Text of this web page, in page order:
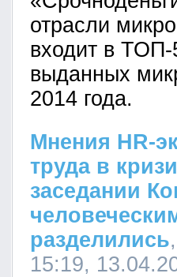
отрасли
входит в
выданных
2014 года.
Мнения HR-
труда в
заседании
разделились
15:19,